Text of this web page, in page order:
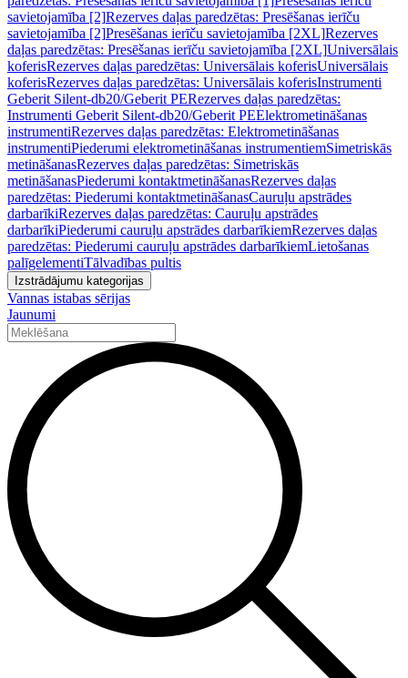
savietojamība [2]Rezerves daļas paredzētas: Presēšanas ierīču
savietojamība [2]Presēšanas ierīču savietojamība [2XL]Rezerves
daļas paredzētas: Presēšanas ierīču savietojamība [2XL]Universālais
koferisRezerves daļas paredzētas: Universālais koferisUniversālais
koferisRezerves daļas paredzētas: Universālais koferisInstrumenti
Geberit Silent-db20/Geberit PERezerves daļas paredzētas:
Instrumenti Geberit Silent-db20/Geberit PEElektrometināšanas
instrumentiRezerves daļas paredzētas: Elektrometināšanas
instrumentiPiederumi elektrometināšanas instrumentiemSimetriskās
metināšanasRezerves daļas paredzētas: Simetriskās
metināšanasPiederumi kontaktmetināšanasRezerves daļas
paredzētas: Piederumi kontaktmetināšanasCauruļu apstrādes
darbarīkiRezerves daļas paredzētas: Cauruļu apstrādes
darbarīkiPiederumi cauruļu apstrādes darbarīkiemRezerves daļas
paredzētas: Piederumi cauruļu apstrādes darbarīkiemLietošanas
palīgelementiTālvadības pultis
Izstrādājumu kategorijas
Vannas istabas sērijas
Jaunumi